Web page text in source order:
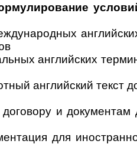
английских
английский текст
и документам
для